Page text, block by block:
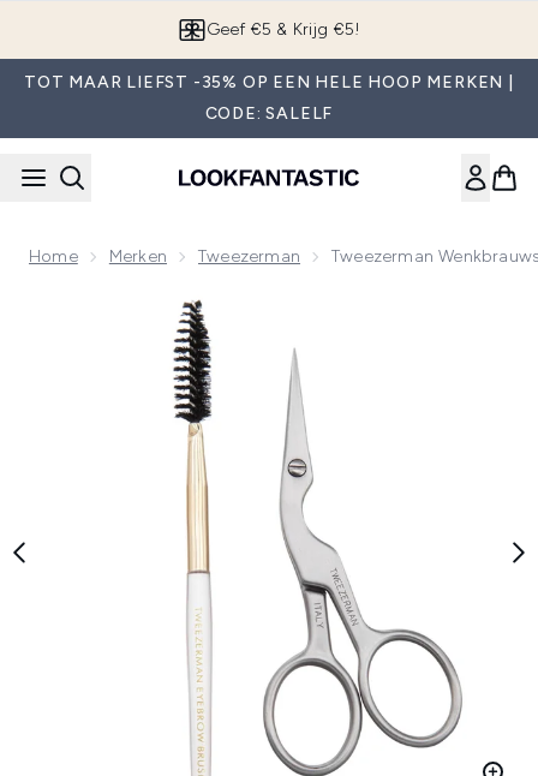
App downloaden
TOT MAAR LIEFST -35% OP EEN HELE HOOP MERKEN |
CODE: SALELF
Home Merken Tweezerman Tweezerman
Now showing image 1 Tweezerman Wenkbrauwschaar en